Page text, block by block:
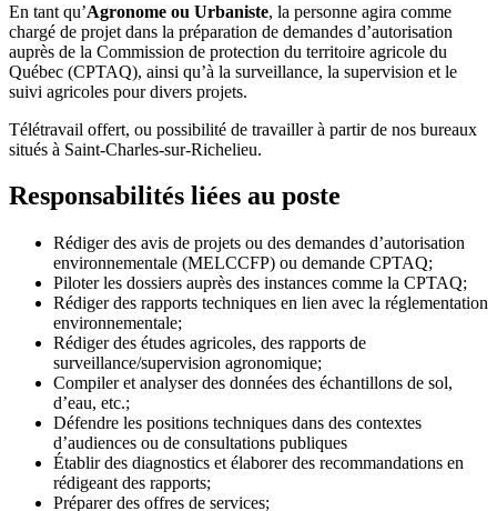
En tant qu’Agronome ou Urbaniste, la personne agira comme
chargé de projet dans la préparation de demandes d’autorisation
auprès de la Commission de protection du territoire agricole du
Québec (CPTAQ), ainsi qu’à la surveillance, la supervision et le
suivi agricoles pour divers projets.
Télétravail offert, ou possibilité de travailler à partir de nos bureaux
situés à Saint-Charles-sur-Richelieu.
Responsabilités liées au poste
Rédiger des avis de projets ou des demandes d’autorisation
environnementale (MELCCFP) ou demande CPTAQ;
Piloter les dossiers auprès des instances comme la CPTAQ;
Rédiger des rapports techniques en lien avec la réglementation
environnementale;
Rédiger des études agricoles, des rapports de
surveillance/supervision agronomique;
Compiler et analyser des données des échantillons de sol,
d’eau, etc.;
Défendre les positions techniques dans des contextes
d’audiences ou de consultations publiques
Établir des diagnostics et élaborer des recommandations en
rédigeant des rapports;
Préparer des offres de services;